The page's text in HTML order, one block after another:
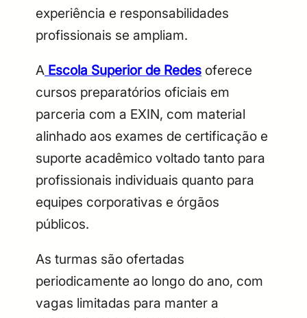
experiência e responsabilidades
profissionais se ampliam.
A Escola Superior de Redes oferece
cursos preparatórios oficiais em
parceria com a EXIN, com material
alinhado aos exames de certificação e
suporte acadêmico voltado tanto para
profissionais individuais quanto para
equipes corporativas e órgãos
públicos.
As turmas são ofertadas
periodicamente ao longo do ano, com
vagas limitadas para manter a